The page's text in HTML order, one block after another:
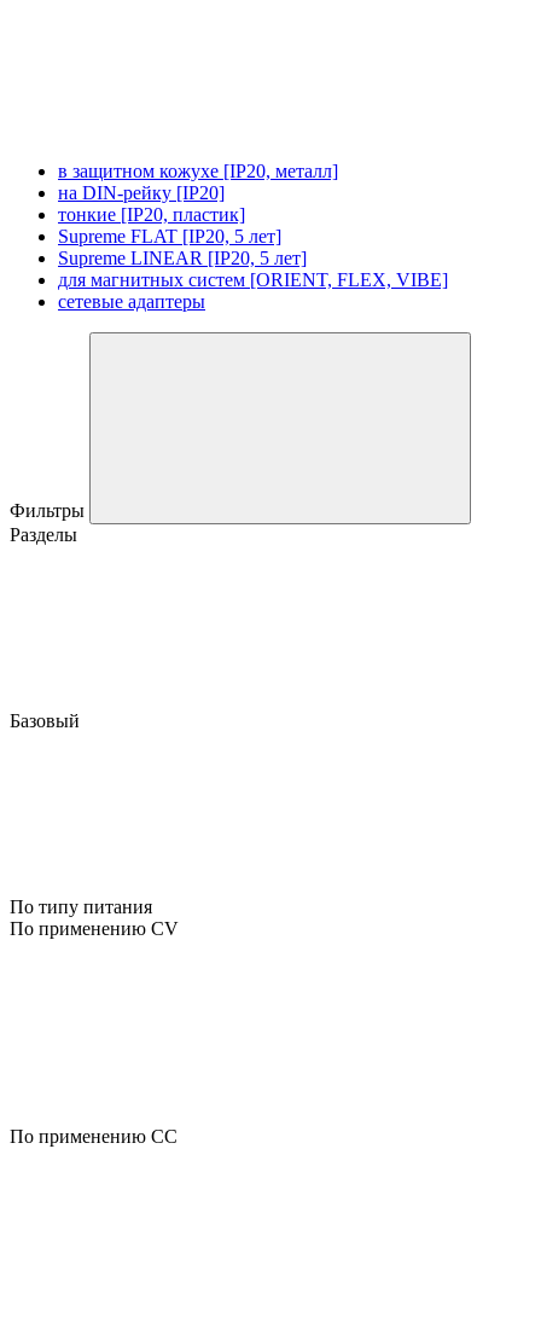
в защитном кожухе [IP20, металл]
на DIN-рейку [IP20]
тонкие [IP20, пластик]
Supreme FLAT [IP20, 5 лет]
Supreme LINEAR [IP20, 5 лет]
для магнитных систем [ORIENT, FLEX, VIBE]
сетевые адаптеры
Фильтры
Разделы
Базовый
По типу питания
По применению CV
По применению CC